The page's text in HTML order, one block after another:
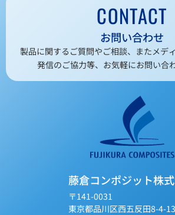
藤倉コンポジット株
〒141-0031
東京都品川区西五反田8-4-13
CONTACT
お問い合わせ
製品に関するご質問やご相談、またメデ
発信のご協力等、お気軽にお問い合